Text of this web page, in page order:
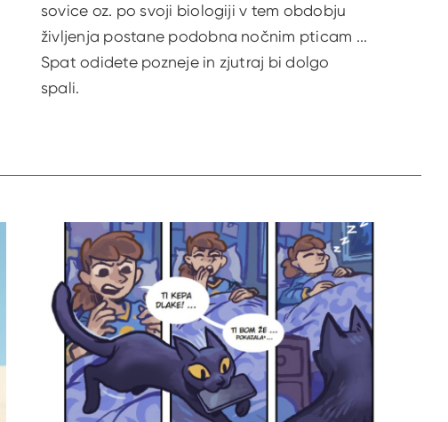
sovice oz. po svoji biologiji v tem obdobju
življenja postane podobna nočnim pticam ...
Spat odidete pozneje in zjutraj bi dolgo
spali.